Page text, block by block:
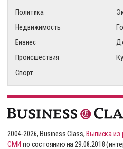
Политика
Недвижимость
Бизнес
Происшествия
Спорт
2004-2026, Business Class, Выписка из
СМИ по состоянию на 29.08.2018